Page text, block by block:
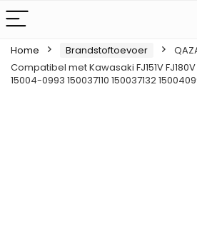
Home Brandstoftoevoer
Compatibel met Kawasaki FJ151V FJ180V
15004-0993 150037110 150037132